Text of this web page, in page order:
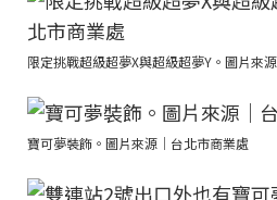
限定挑戰超級超夢X與超級超夢Y。圖片來
寶可夢裝飾。圖片來源｜台北市商業處